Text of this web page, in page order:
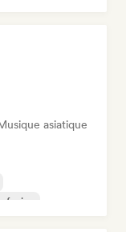
asiatique
fusion